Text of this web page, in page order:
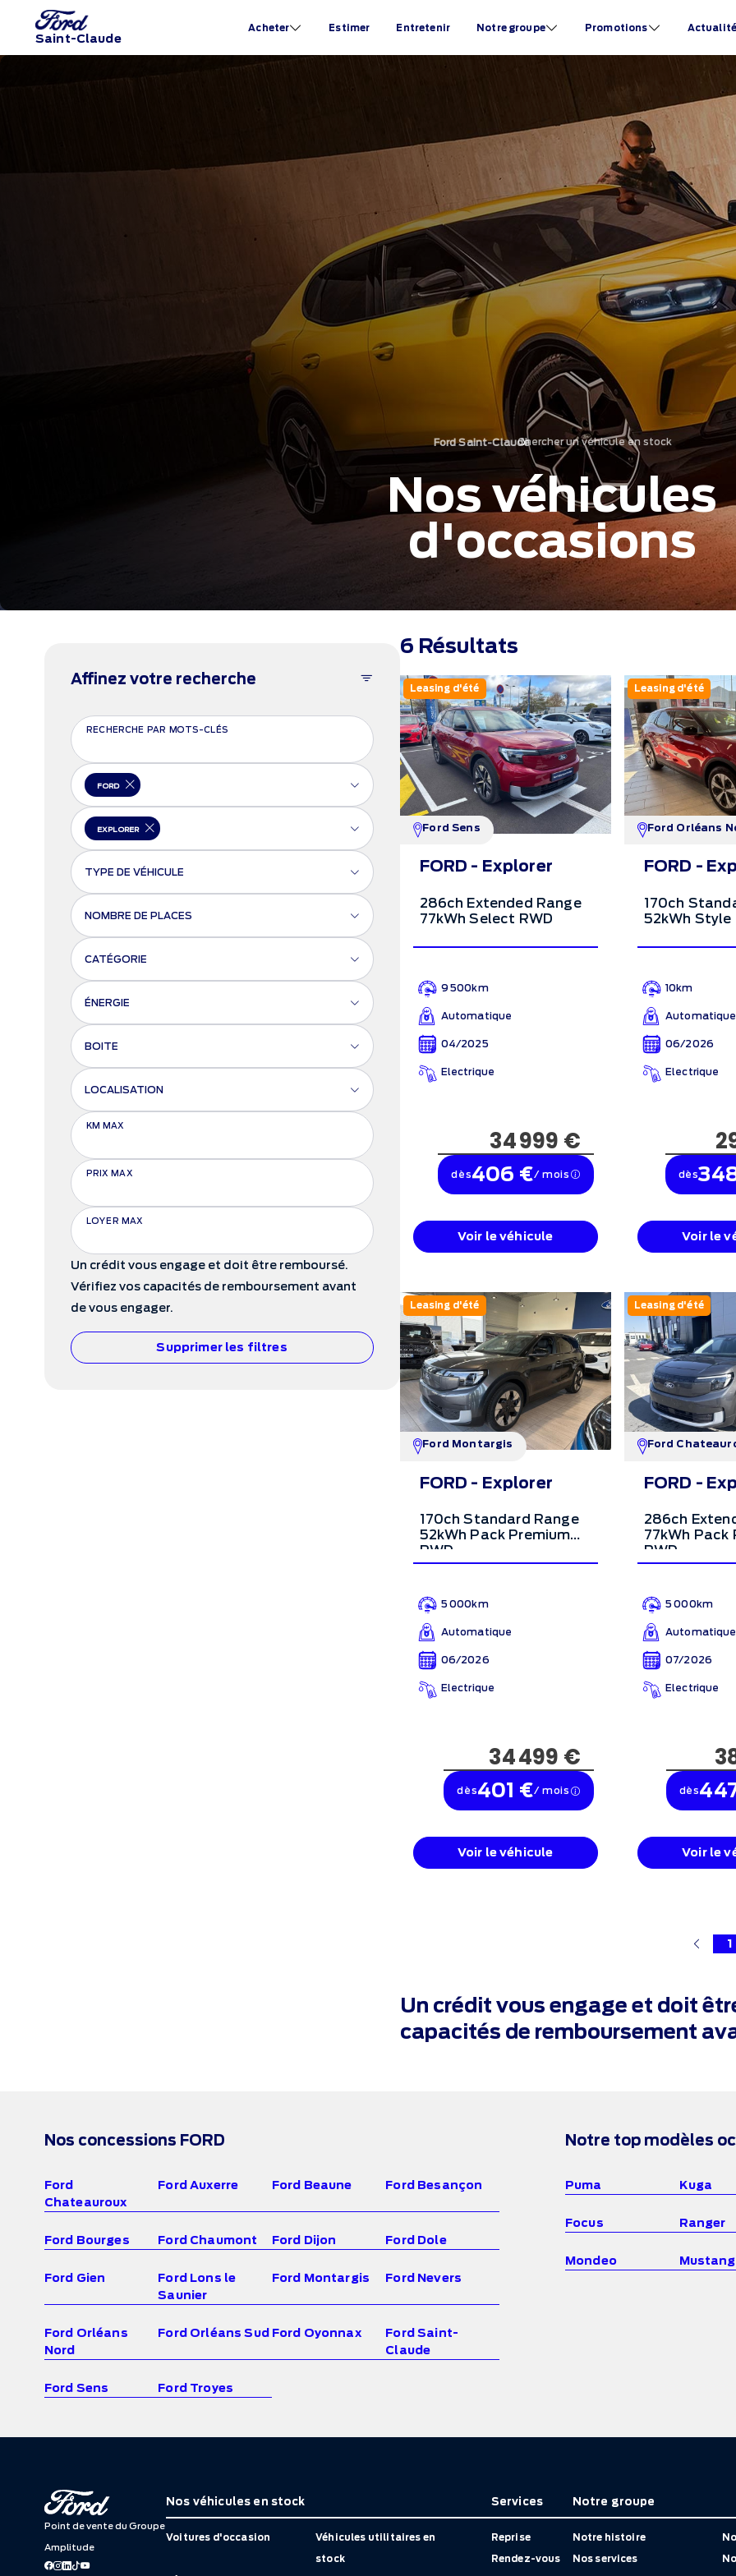
Saint-Claude
Acheter Estimer Entretenir Notre groupe Promotions
Ford Saint-Claude
›
Chercher un véhicule en stock
Nos véhicules
d'occasions
Affinez votre recherche
RECHERCHE PAR MOTS-CLÉS
FORD
EXPLORER
TYPE DE VÉHICULE
NOMBRE DE PLACES
CATÉGORIE
ÉNERGIE
BOITE
LOCALISATION
KM MAX
PRIX MAX
LOYER MAX
Un crédit vous engage et doit être remboursé.
Vérifiez vos capacités de remboursement avant
de vous engager.
Supprimer les filtres
6 Résultats
Leasing d'été
Ford Sens
FORD - Explorer
286ch Extended Range
77kWh Select RWD
9 500km
Automatique
04/2025
Electrique
34 999 €
dès406 €/ mois
Voir le véhicule
Leasing d'été
Ford Orléans
FORD -
170ch
52kWh Style
10km
Automatique
06/2026
Electrique
dès
Voir le
Leasing d'été
Ford Montargis
FORD - Explorer
170ch Standard Range
52kWh Pack Premium
RWD
5 000km
Automatique
06/2026
Electrique
34 499 €
dès401 €/ mois
Voir le véhicule
Leasing d'été
Ford
FORD -
286ch
77kWh Pack
RWD
5 000km
Automatique
07/2026
Electrique
dès
Voir le
1
Un crédit vous engage et doit
capacités de remboursement
Nos concessions FORD
Ford
Chateauroux
Ford Auxerre Ford Beaune Ford Besançon
Ford Bourges Ford Chaumont Ford Dijon Ford Dole
Ford Gien
Ford Lons le
Saunier
Ford Montargis Ford Nevers
Ford Orléans
Nord
Ford Orléans Sud Ford Oyonnax
Ford Saint-
Claude
Ford Sens Ford Troyes
Notre top modèles
Puma Kuga
Focus Ranger
Mondeo
Point de vente du Groupe
Amplitude
Nos véhicules en stock
Voitures d'occasion
Véhicules utilitaires en
stock
Services
Reprise
Rendez-vous
Notre groupe
Notre histoire
Nos services